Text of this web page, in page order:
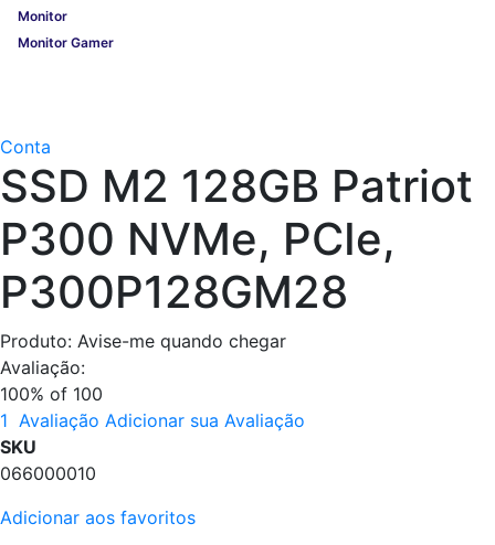
Monitor
Monitor Gamer
Conta
SSD M2 128GB Patriot
P300 NVMe, PCIe,
P300P128GM28
Produto: Avise-me quando chegar
Avaliação:
100% of 100
1 Avaliação Adicionar sua Avaliação
SKU
066000010
Adicionar aos favoritos